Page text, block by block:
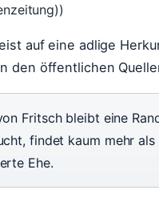
auf eine adlige
den öffentlichen
Fritsch bleibt eine
findet kaum mehr
Ehe.